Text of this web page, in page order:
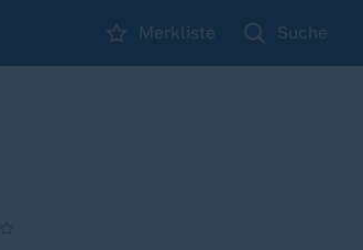
Merkliste Suche